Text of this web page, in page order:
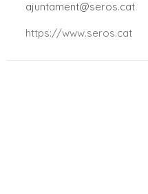
ajuntament@seros.cat
https://www.seros.cat